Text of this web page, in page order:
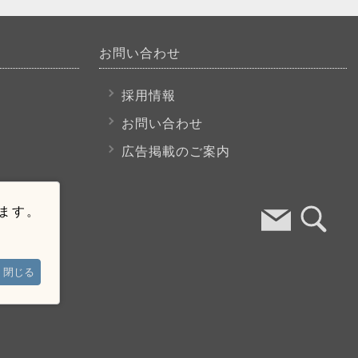
。
閉じる
お問い合わせ
採用情報
お問い合わせ
広告掲載のご案内